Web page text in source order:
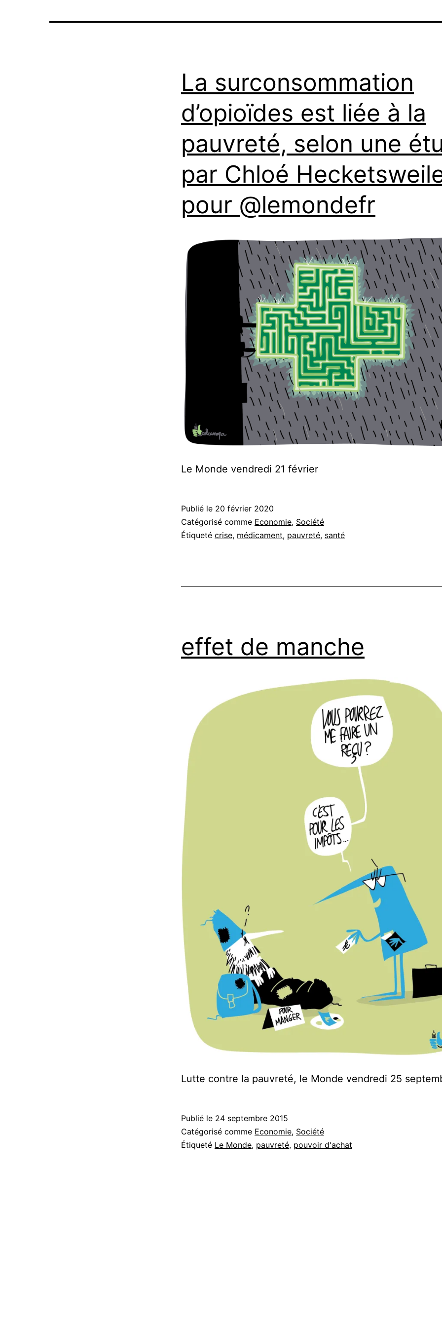
La surconsommation
d’opioïdes est liée à la
pauvreté, selon une
par Chloé
pour @lemondefr
Le Monde vendredi 21 février
Publié le 20 février 2020
Catégorisé comme Economie, Société
Étiqueté crise, médicament, pauvreté, santé
effet de manche
Lutte contre la pauvreté, le Monde vendredi 25
Publié le 24 septembre 2015
Catégorisé comme Economie, Société
Étiqueté Le Monde, pauvreté, pouvoir d'achat